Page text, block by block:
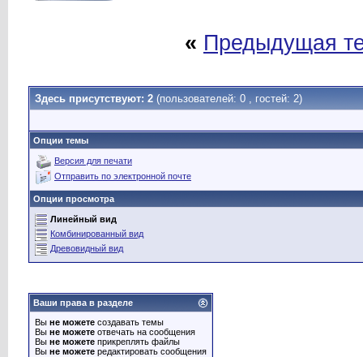
« Предыдущая
Здесь присутствуют: 2 (пользователей: 0 , гостей: 2)
Опции темы
Версия для печати
Отправить по электронной почте
Опции просмотра
Линейный вид
Комбинированный вид
Древовидный вид
Ваши права в разделе
Вы не можете создавать темы
Вы не можете отвечать на сообщения
Вы не можете прикреплять файлы
Вы не можете редактировать сообщения